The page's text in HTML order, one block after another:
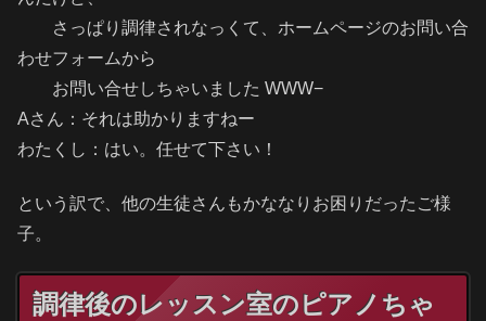
さっぱり調律されなっくて、ホームページのお問い合
わせフォームから
お問い合せしちゃいました WWW−
Aさん：それは助かりますねー
わたくし：はい。任せて下さい！
という訳で、他の生徒さんもかななりお困りだったご様
子。
調律後のレッスン室のピアノちゃ